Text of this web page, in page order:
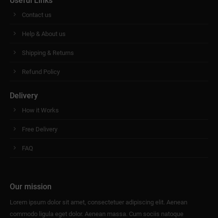
Contact us
Help & About us
Shipping & Returns
Refund Policy
Delivery
How it Works
Free Delivery
FAQ
Our mission
Lorem ipsum dolor sit amet, consectetuer adipiscing elit. Aenean
commodo ligula eget dolor. Aenean massa. Cum sociis natoque